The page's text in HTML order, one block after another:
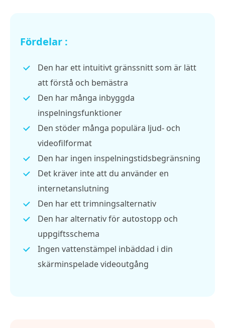
Fördelar :
Den har ett intuitivt gränssnitt som är lätt
att förstå och bemästra
Den har många inbyggda
inspelningsfunktioner
Den stöder många populära ljud- och
videofilformat
Den har ingen inspelningstidsbegränsning
Det kräver inte att du använder en
internetanslutning
Den har ett trimningsalternativ
Den har alternativ för autostopp och
uppgiftsschema
Ingen vattenstämpel inbäddad i din
skärminspelade videoutgång